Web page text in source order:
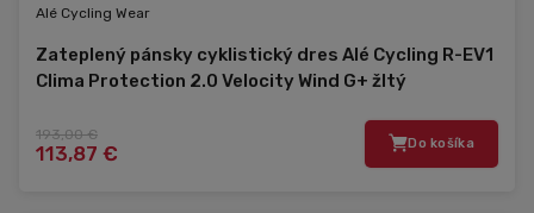
Alé Cycling Wear
Zateplený pánsky cyklistický dres Alé Cycling R-EV1
Clima Protection 2.0 Velocity Wind G+ žltý
193,00 €
113,87 € Do košíka